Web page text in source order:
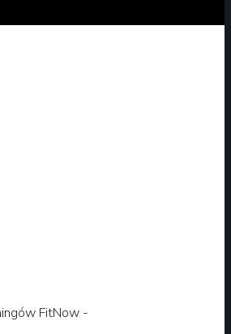
FitNow -